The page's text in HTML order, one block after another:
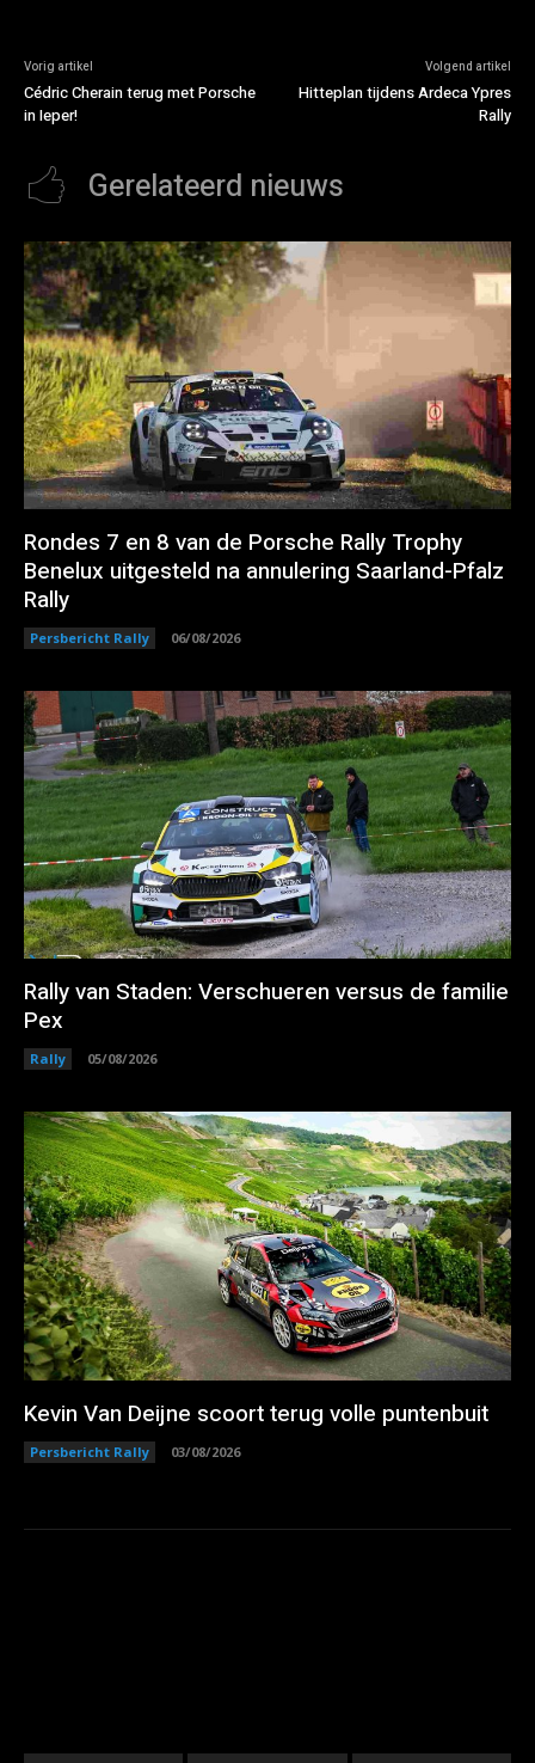
Vorig artikel
Cédric Cherain terug met Porsche
in Ieper!
Volgend artikel
Hitteplan tijdens Ardeca Ypres
Rally
Gerelateerd nieuws
Rondes 7 en 8 van de Porsche Rally Trophy
Benelux uitgesteld na annulering Saarland-Pfalz
Rally
Persbericht Rally 06/08/2026
Rally van Staden: Verschueren versus de familie
Pex
Rally 05/08/2026
Kevin Van Deijne scoort terug volle puntenbuit
Persbericht Rally 03/08/2026